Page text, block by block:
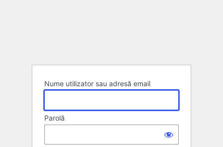
Nume utilizator sau adresă email
Parolă